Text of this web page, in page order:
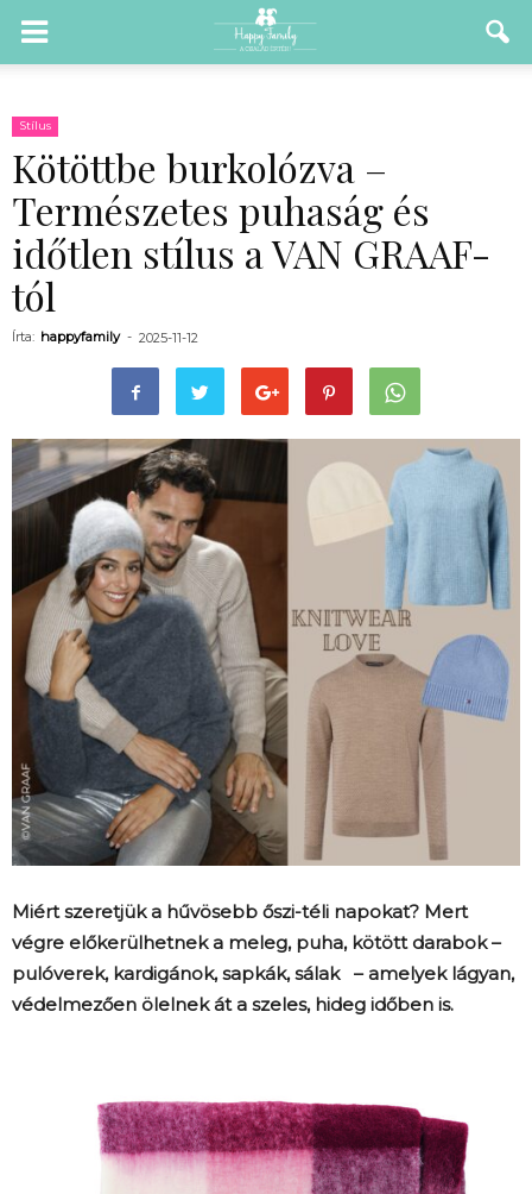
Stílus
Kötöttbe burkolózva –
Természetes puhaság és
időtlen stílus a VAN GRAAF-
tól
Írta: happyfamily - 2025-11-12
Miért szeretjük a hűvösebb őszi-téli napokat? Mert
végre előkerülhetnek a meleg, puha, kötött darabok –
pulóverek, kardigánok, sapkák, sálak – amelyek lágyan,
védelmezően ölelnek át a szeles, hideg időben is.